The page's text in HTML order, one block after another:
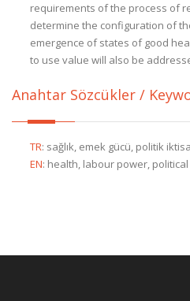
requirements of the process of
determine the configuration of
emergence of states of good
to use value will also be
Anahtar Sözcükler /
TR: sağlık, emek gücü, politik
EN: health, labour power,